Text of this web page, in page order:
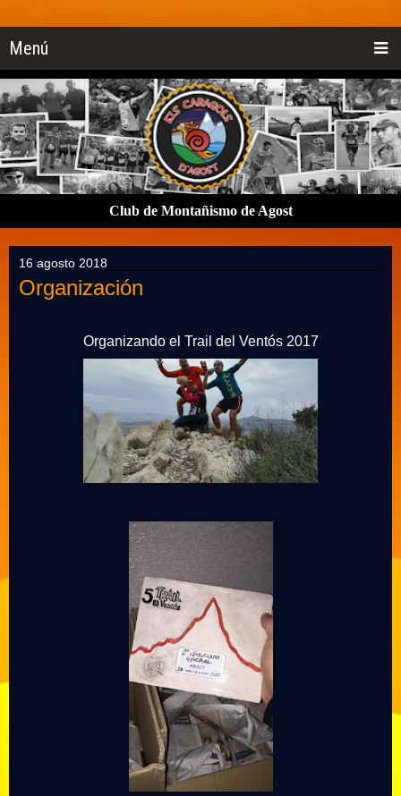
Menú
Club de Montañismo de Agost
16 agosto 2018
Organización
Organizando el Trail del Ventós 2017